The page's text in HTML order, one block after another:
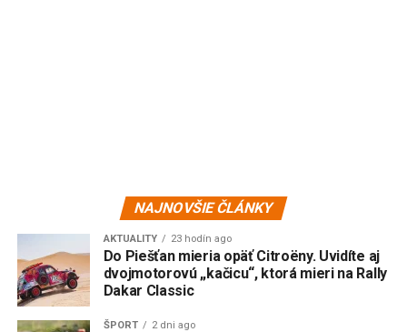
NAJNOVŠIE ČLÁNKY
AKTUALITY 23 hodín ago
Do Piešťan mieria opäť Citroëny. Uvidíte aj
dvojmotorovú „kačicu“, ktorá mieri na Rally
Dakar Classic
ŠPORT 2 dni ago